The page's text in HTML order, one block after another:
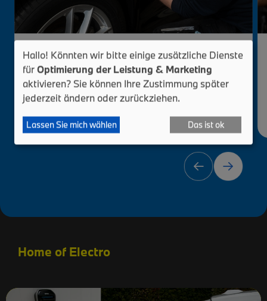
BMW Hochglanzpolitur
Manuelle Hochglanzpolitur mit Basic-
Servicewäsche, ohne Kratzerentfernung.
Mehr erfahren ›
Home of Electro
Hallo! Könnten wir bitte einige zusätzliche Dienste
fürOptimierung der Leistung & Marketing
aktivieren? Sie können Ihre Zustimmung später
jederzeit ändern oder zurückziehen.
Lassen Sie mich wählen Das ist ok